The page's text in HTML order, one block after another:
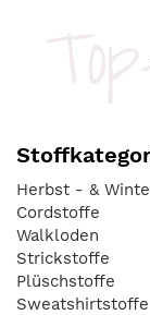
Herbst - &
Cordstoffe
Walkloden
Strickstoffe
Plüschstoffe
Sweatshirtstoffe